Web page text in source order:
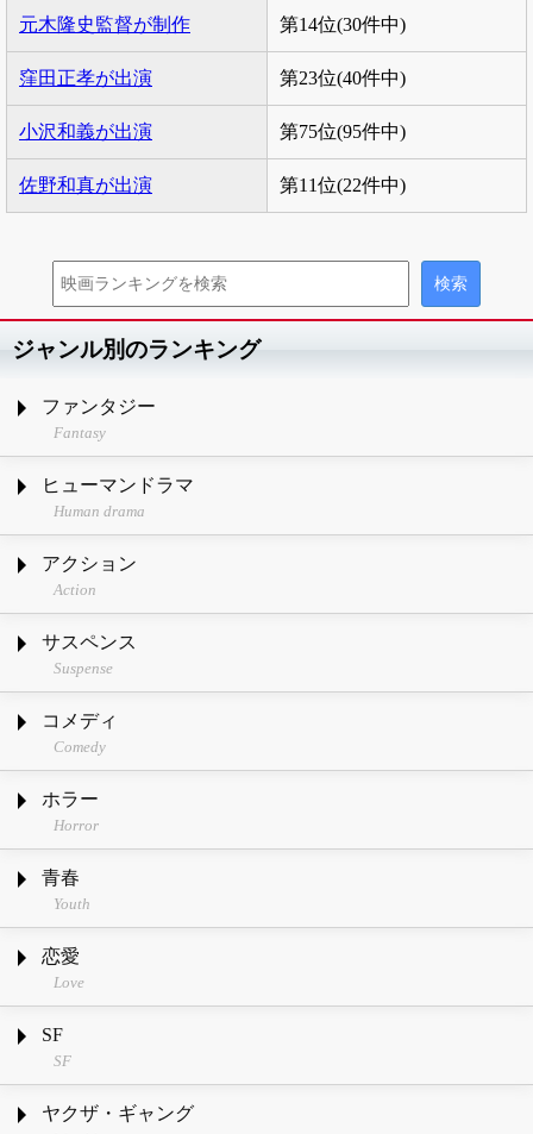
元木隆史監督が制作 第14位(30件中)
窪田正孝が出演 第23位(40件中)
小沢和義が出演 第75位(95件中)
佐野和真が出演 第11位(22件中)
ジャンル別のランキング
ファンタジー
Fantasy
ヒューマンドラマ
Human drama
アクション
Action
サスペンス
Suspense
コメディ
Comedy
ホラー
Horror
青春
Youth
恋愛
Love
SF
SF
ヤクザ・ギャング